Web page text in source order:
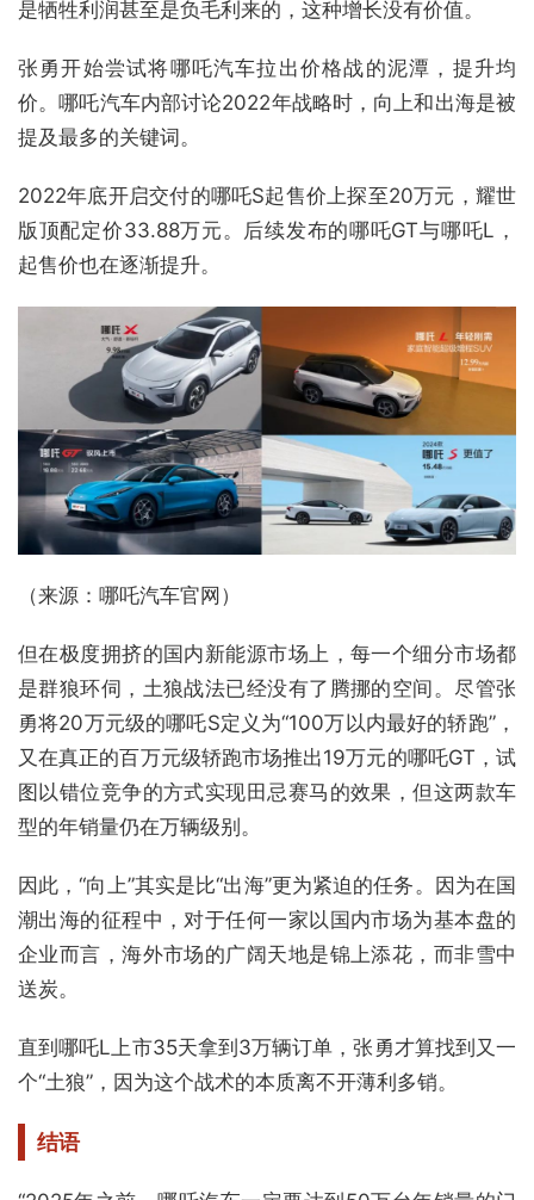
是牺牲利润甚至是负毛利来的，这种增长没有价值。
张勇开始尝试将哪吒汽车拉出价格战的泥潭，提升均
价。哪吒汽车内部讨论2022年战略时，向上和出海是被
提及最多的关键词。
2022年底开启交付的哪吒S起售价上探至20万元，耀世
版顶配定价33.88万元。后续发布的哪吒GT与哪吒L，
起售价也在逐渐提升。
（来源：哪吒汽车官网）
但在极度拥挤的国内新能源市场上，每一个细分市场都
是群狼环伺，土狼战法已经没有了腾挪的空间。尽管张
勇将20万元级的哪吒S定义为“100万以内最好的轿跑”，
又在真正的百万元级轿跑市场推出19万元的哪吒GT，试
图以错位竞争的方式实现田忌赛马的效果，但这两款车
型的年销量仍在万辆级别。
因此，“向上”其实是比“出海”更为紧迫的任务。因为在国
潮出海的征程中，对于任何一家以国内市场为基本盘的
企业而言，海外市场的广阔天地是锦上添花，而非雪中
送炭。
直到哪吒L上市35天拿到3万辆订单，张勇才算找到又一
个“土狼”，因为这个战术的本质离不开薄利多销。
结语